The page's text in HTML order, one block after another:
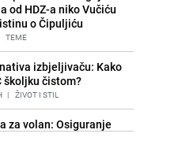
od HDZ-a niko Vučiću
o Čipuljiću
TEME
izbjeljivaču: Kako
školjku čistom?
| ŽIVOT I STIL
za volan: Osiguranje